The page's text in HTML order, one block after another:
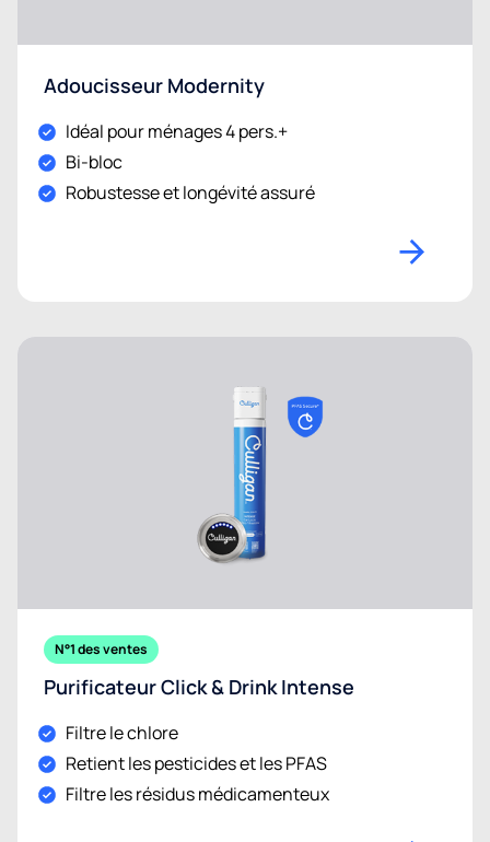
Adoucisseur Modernity
Idéal pour ménages 4 pers.+
Bi-bloc
Robustesse et longévité assuré
N°1 des ventes
Purificateur Click & Drink Intense
Filtre le chlore
Retient les pesticides et les PFAS
Filtre les résidus médicamenteux